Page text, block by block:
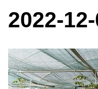
2022-